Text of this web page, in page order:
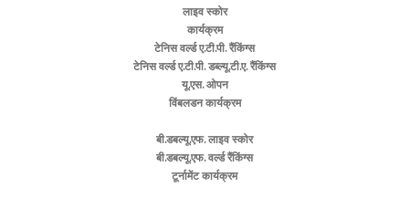
लाइव स्कोर
कार्यक्रम
टेनिस वर्ल्ड ए.टी.पी. रैंकिंग्स
टेनिस वर्ल्ड ए.टी.पी. डब्ल्यू.टी.ए. रैंकिंग्स
यू.एस. ओपन
विंबलडन कार्यक्रम
बी.डबल्यू.एफ. लाइव स्कोर
बी.डबल्यू.एफ. वर्ल्ड रैंकिंग्स
टूर्नामेंट कार्यक्रम